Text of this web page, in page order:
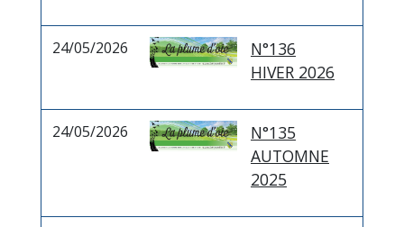
24/05/2026
N°136
HIVER 2026
24/05/2026
N°135
AUTOMNE
2025